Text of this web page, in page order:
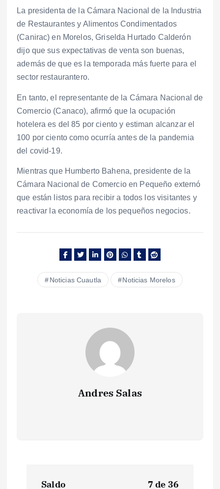
La presidenta de la Cámara Nacional de la Industria
de Restaurantes y Alimentos Condimentados
(Canirac) en Morelos, Griselda Hurtado Calderón
dijo que sus expectativas de venta son buenas,
además de que es la temporada más fuerte para el
sector restaurantero.
En tanto, el representante de la Cámara Nacional de
Comercio (Canaco), afirmó que la ocupación
hotelera es del 85 por ciento y estiman alcanzar el
100 por ciento como ocurría antes de la pandemia
del covid-19.
Mientras que Humberto Bahena, presidente de la
Cámara Nacional de Comercio en Pequeño externó
que están listos para recibir a todos los visitantes y
reactivar la economía de los pequeños negocios.
Noticias Cuautla Noticias Morelos
Andres Salas
Saldo 7 de 36